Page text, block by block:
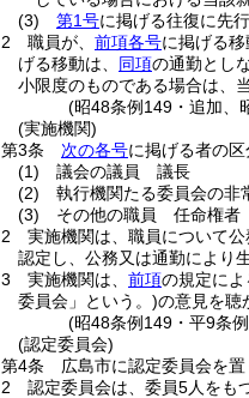
(3)
第1号に掲げる往復に先
2
職員が、 前項各号に掲げる
げる移動は、 同項の通勤としな
小限度のものである場合は、
(昭48条例149・追加、
(実施機関)
第3条
次の各号に掲げる者の区
(1)
議会の議員 議長
(2)
執行機関たる委員会の
(3)
その他の職員 任命権者
2
実施機関は、職員について
認定し、公務又は通勤により
3
実施機関は、 前項の規定に
委員会」という。)の意見を聴
(昭48条例149・平9条
(認定委員会)
第4条
広島市に認定委員会を置
2
認定委員会は、委員5人をも